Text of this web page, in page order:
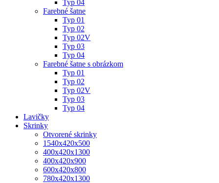
Typ 04
Farebné šatne
Typ 01
Typ 02
Typ 02V
Typ 03
Typ 04
Farebné šatne s obrázkom
Typ 01
Typ 02
Typ 02V
Typ 03
Typ 04
Lavičky
Skrinky
Otvorené skrinky
1540x420x500
400x420x1300
400x420x900
600x420x800
780x420x1300